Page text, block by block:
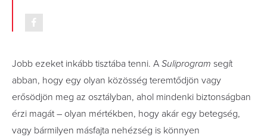
Jobb ezeket inkább tisztába tenni. A Suliprogram segít
abban, hogy egy olyan közösség teremtődjön vagy
erősödjön meg az osztályban, ahol mindenki biztonságban
érzi magát – olyan mértékben, hogy akár egy betegség,
vagy bármilyen másfajta nehézség is könnyen